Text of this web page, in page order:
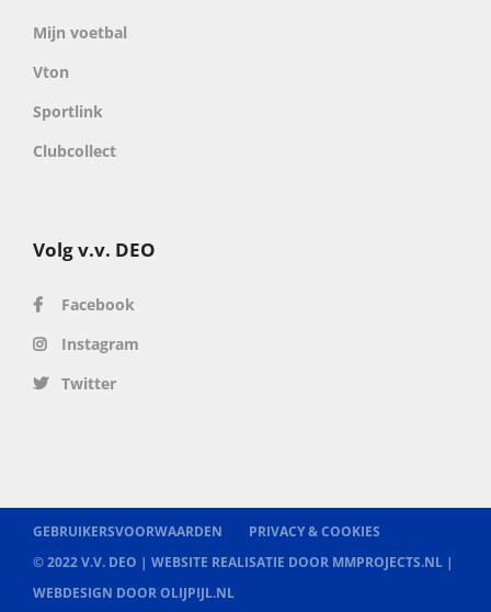
Mijn voetbal
Vton
Sportlink
Clubcollect
Volg v.v. DEO
Facebook
Instagram
Twitter
GEBRUIKERSVOORWAARDEN
PRIVACY & COOKIES
© 2022 V.V. DEO | WEBSITE REALISATIE DOOR MMPROJECTS.NL|
WEBDESIGN DOOR OLIJPIJL.NL